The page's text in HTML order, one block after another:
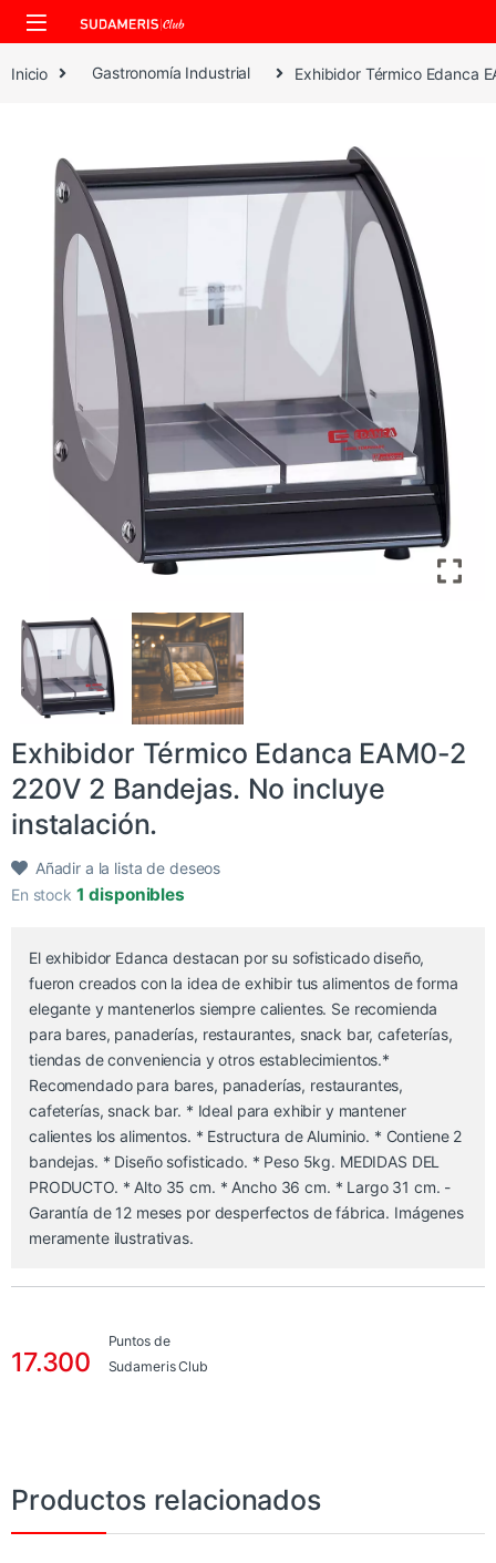
Skip to navigation
Skip to content
Inicio Gastronomía Industrial Exhibidor Térmico Edanca
Exhibidor Térmico Edanca EAM0-2
220V 2 Bandejas. No incluye
instalación.
Añadir a la lista de deseos
En stock 1 disponibles
El exhibidor Edanca destacan por su sofisticado diseño,
fueron creados con la idea de exhibir tus alimentos de forma
elegante y mantenerlos siempre calientes. Se recomienda
para bares, panaderías, restaurantes, snack bar, cafeterías,
tiendas de conveniencia y otros establecimientos.*
Recomendado para bares, panaderías, restaurantes,
cafeterías, snack bar. * Ideal para exhibir y mantener
calientes los alimentos. * Estructura de Aluminio. * Contiene 2
bandejas. * Diseño sofisticado. * Peso 5kg. MEDIDAS DEL
PRODUCTO. * Alto 35 cm. * Ancho 36 cm. * Largo 31 cm. -
Garantía de 12 meses por desperfectos de fábrica. Imágenes
meramente ilustrativas.
17.300
Puntos de
Sudameris Club
Productos relacionados